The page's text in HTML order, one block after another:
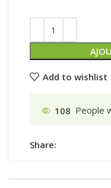
Add to wishlist
108 People
Share: